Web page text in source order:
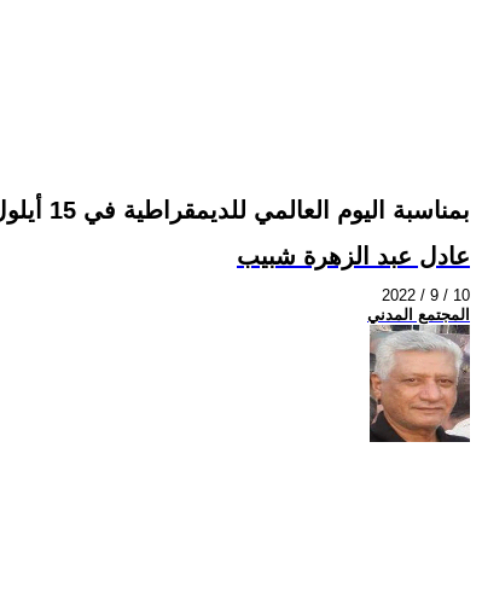
بمناسبة اليوم العالمي للديمقراطية في 15 أيلول / سبتمبر ( غياب الديمقراطية الحقيقية في العراق في ظل دولة المحاصصة الطائفية – الأثنية )
عادل عبد الزهرة شبيب
2022 / 9 / 10
المجتمع المدني